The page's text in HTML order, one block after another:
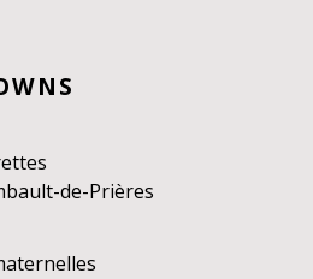
de-Prières